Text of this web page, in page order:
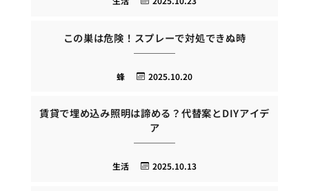
この巣は危険！スプレーで対処できぬ時
2025.10.20
蜂
賃貸で埋め込み照明は諦める？代替案とDIYアイデ
ア
2025.10.13
生活